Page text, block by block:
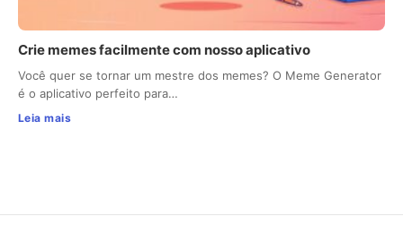
Crie memes facilmente com nosso aplicativo
Você quer se tornar um mestre dos memes? O Meme Generator
é o aplicativo perfeito para…
Leia mais